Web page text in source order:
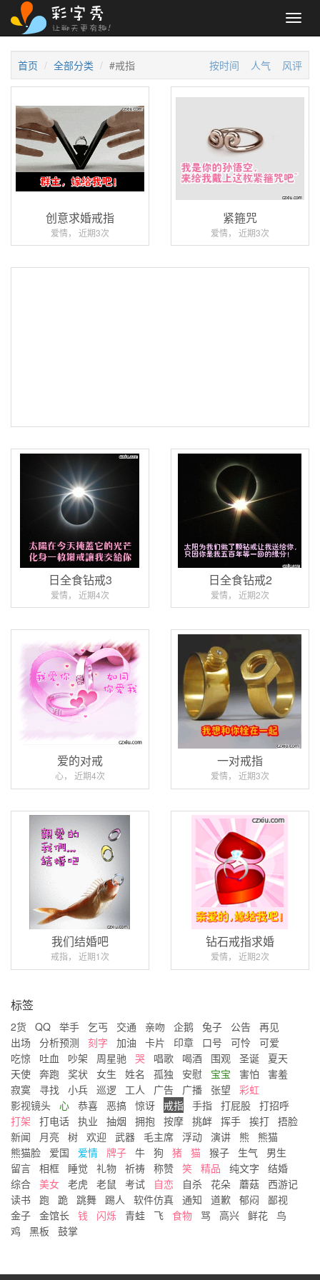
首页 全部分类 #戒指 按时间 人气 风评
创意求婚戒指
爱情， 近期3次
紧箍咒
爱情， 近期3次
日全食钻戒3
爱情， 近期4次
日全食钻戒2
爱情， 近期2次
爱的对戒
心， 近期4次
一对戒指
爱情， 近期3次
我们结婚吧
戒指， 近期1次
钻石戒指求婚
爱情， 近期2次
标签
2货 QQ 举手 乞丐 交通 亲吻 企鹅 兔子 公告 再见
出场
分析预测 刻字 加油 卡片 印章 口号 可怜
可爱
吃惊
吐血 吵架 周星驰 哭 唱歌 喝酒 围观 圣诞
夏天
天使 奔跑 奖状 女生 姓名 孤独 安慰 宝宝 害怕
害羞
寂寞
寻找 小兵 巡逻 工人 广告 广播 张望
彩虹
影视镜头 心 恭喜 恶搞 惊讶 戒指 手指 打屁股 打招呼
打架
打电话 执业 抽烟 拥抱 按摩 挑衅 挥手 挨打 捂脸
新闻
月亮 树 欢迎 武器 毛主席 浮动 演讲 熊
熊猫
熊猫脸
爱国 爱情 牌子 牛 狗 猪 猫 猴子 生气
男生
留言 相框 睡觉 礼物 祈祷 称赞 笑 精品 纯文字
结婚
综合 美女 老虎 老鼠 考试 自恋 自杀 花朵 蘑菇 西游记
读书
跑 跪 跳舞 踢人 软件仿真 通知 道歉 郁闷
鄙视
金子 金馆长 钱 闪烁 青蛙 飞 食物 骂 高兴 鲜花 鸟
鸡
黑板 鼓掌